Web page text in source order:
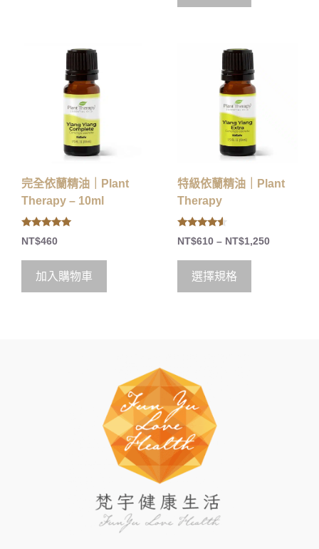
5
完全依蘭精油｜Plant
Therapy – 10ml
5.00
out of 5
NT$460
加入購物車
特級依蘭精油｜Plant
Therapy
4.33
out of 5
NT$610 – NT$1,250
選擇規格